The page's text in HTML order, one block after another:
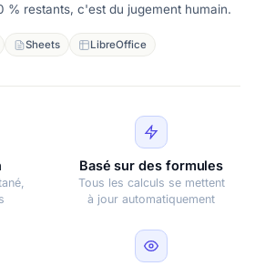
% restants, c'est du jugement humain.
Sheets LibreOffice
Basé sur des formules
Tous les calculs se mettent
à jour automatiquement